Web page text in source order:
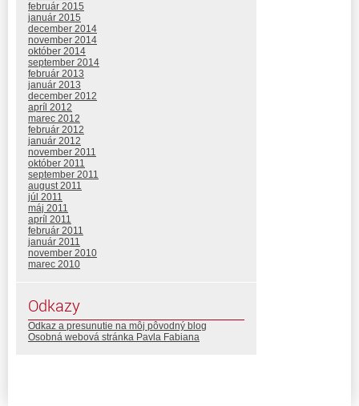
február 2015
január 2015
december 2014
november 2014
október 2014
september 2014
február 2013
január 2013
december 2012
apríl 2012
marec 2012
február 2012
január 2012
november 2011
október 2011
september 2011
august 2011
júl 2011
máj 2011
apríl 2011
február 2011
január 2011
november 2010
marec 2010
Odkazy
Odkaz a presunutie na môj pôvodný blog
Osobná webová stránka Pavla Fabiana